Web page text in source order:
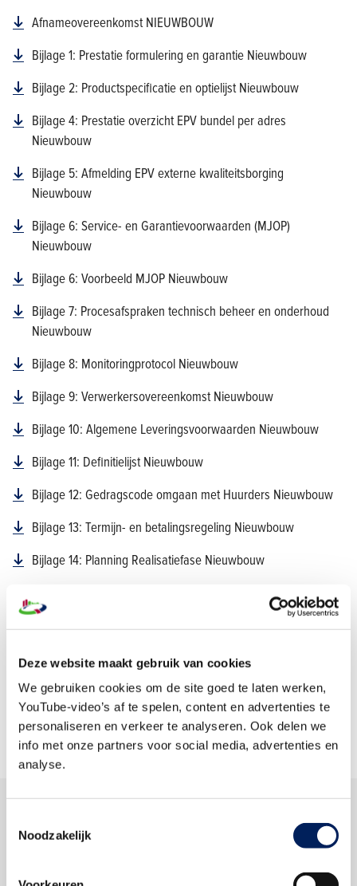
Deze website maakt gebruik van cookies
We gebruiken cookies om de site goed te laten werken,
YouTube-video’s af te spelen, content en advertenties te
personaliseren en verkeer te analyseren. Ook delen we
info met onze partners voor social media, advertenties en
analyse.
Noodzakelijk
Afnameovereenkomst NIEUWBOUW
Bijlage 1: Prestatie formulering en garantie Nieuwbouw
Bijlage 2: Productspecificatie en optielijst Nieuwbouw
Bijlage 4: Prestatie overzicht EPV bundel per adres
Nieuwbouw
Bijlage 5: Afmelding EPV externe kwaliteitsborging
Nieuwbouw
Bijlage 6: Service- en Garantievoorwaarden (MJOP)
Nieuwbouw
Bijlage 6: Voorbeeld MJOP Nieuwbouw
Bijlage 7: Procesafspraken technisch beheer en onderhoud
Nieuwbouw
Bijlage 8: Monitoringprotocol Nieuwbouw
Bijlage 9: Verwerkersovereenkomst Nieuwbouw
Bijlage 10: Algemene Leveringsvoorwaarden Nieuwbouw
Bijlage 11: Definitielijst Nieuwbouw
Bijlage 12: Gedragscode omgaan met Huurders Nieuwbouw
Bijlage 13: Termijn- en betalingsregeling Nieuwbouw
Bijlage 14: Planning Realisatiefase Nieuwbouw
Bijlage 16: Woonhandleiding NOM woning Nieuwbouw
Bijlage 17: [facultatief] Specificatie werkzaamheden bodem
AVG bouwsteen bij aannemingsovereenkomsten